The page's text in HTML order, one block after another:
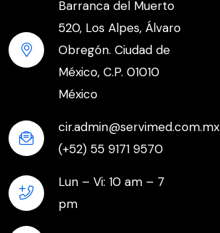
Barranca del Muerto
520, Los Alpes, Álvaro
Obregón. Ciudad de
México, C.P. 01010
México
cir.admin@servimed.com.mx
(+52) 55 9171 9570
Lun – Vi: 10 am – 7
pm